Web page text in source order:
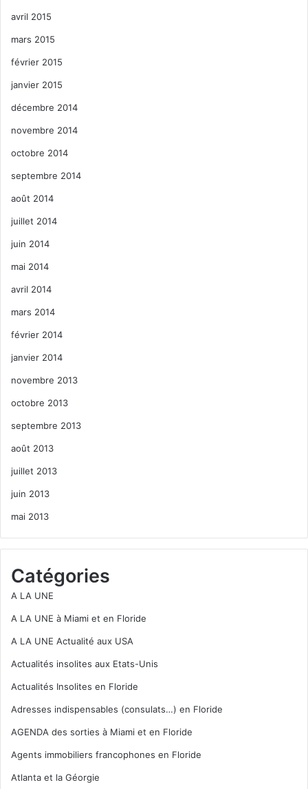
avril 2015
mars 2015
février 2015
janvier 2015
décembre 2014
novembre 2014
octobre 2014
septembre 2014
août 2014
juillet 2014
juin 2014
mai 2014
avril 2014
mars 2014
février 2014
janvier 2014
novembre 2013
octobre 2013
septembre 2013
août 2013
juillet 2013
juin 2013
mai 2013
Catégories
A LA UNE
A LA UNE à Miami et en Floride
A LA UNE Actualité aux USA
Actualités insolites aux Etats-Unis
Actualités Insolites en Floride
Adresses indispensables (consulats…) en Floride
AGENDA des sorties à Miami et en Floride
Agents immobiliers francophones en Floride
Atlanta et la Géorgie